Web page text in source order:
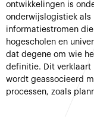
ontwikkelingen is
onderwijslogistiek als
informatiestromen
hogescholen en
dat degene om wie
definitie. Dit verklaart
wordt geassocieerd
processen, zoals